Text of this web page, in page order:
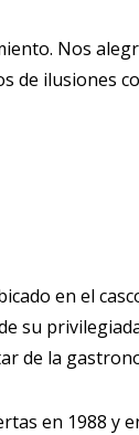
Nos
de ilusiones
en el
su
de la
en 1988 y